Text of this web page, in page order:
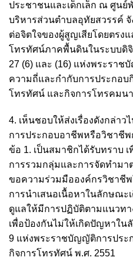
ประชาชนและเด็กเล็ก ณ ศูนย์
บริหารส่วนตำบลอุทัยสวรรค์
ต่อจิตใจของผู้สูญเสียโดยตรง
โทรทัศน์ภาคพื้นดินในระบบดิ
27 (6) และ (16) แห่งพระรา
ความถี่และกำกับการประกอบ
โทรทัศน์ และกิจการโทรคมน
4. เห็นชอบให้ส่งเรื่องดังกล่า
การประกอบอาชีพหรือวิชาชี
ข้อ 1. เป็นสมาชิกได้รับทราบ
การรวมกลุ่มและการจัดทำมา
ขอความร่วมมือองค์กรวิชาชี
การนำเสนอเนื้อหาในลักษณะ
ดูแลให้มีการปฏิบัติตามแนวทา
เพื่อป้องกันไม่ให้เกิดปัญหาใ
9 แห่งพระราชบัญญัติการประ
กิจการโทรทัศน์ พ.ศ. 2551